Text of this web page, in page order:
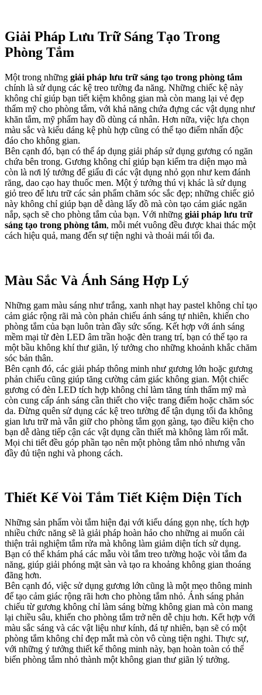
Giải Pháp Lưu Trữ Sáng Tạo Trong
Phòng Tắm
Một trong những giải pháp lưu trữ sáng tạo trong phòng tắm
chính là sử dụng các kệ treo tường đa năng. Những chiếc kệ này
không chỉ giúp bạn tiết kiệm không gian mà còn mang lại vẻ đẹp
thẩm mỹ cho phòng tắm, với khả năng chứa đựng các vật dụng như
khăn tắm, mỹ phẩm hay đồ dùng cá nhân. Hơn nữa, việc lựa chọn
màu sắc và kiểu dáng kệ phù hợp cũng có thể tạo điểm nhấn độc
đáo cho không gian.
Bên cạnh đó, bạn có thể áp dụng giải pháp sử dụng gương có ngăn
chứa bên trong. Gương không chỉ giúp bạn kiểm tra diện mạo mà
còn là nơi lý tưởng để giấu đi các vật dụng nhỏ gọn như kem đánh
răng, dao cạo hay thuốc men. Một ý tưởng thú vị khác là sử dụng
giỏ treo để lưu trữ các sản phẩm chăm sóc sắc đẹp; những chiếc giỏ
này không chỉ giúp bạn dễ dàng lấy đồ mà còn tạo cảm giác ngăn
nắp, sạch sẽ cho phòng tắm của bạn. Với những giải pháp lưu trữ
sáng tạo trong phòng tắm, mỗi mét vuông đều được khai thác một
cách hiệu quả, mang đến sự tiện nghi và thoải mái tối đa.
Màu Sắc Và Ánh Sáng Hợp Lý
Những gam màu sáng như trắng, xanh nhạt hay pastel không chỉ tạo
cảm giác rộng rãi mà còn phản chiếu ánh sáng tự nhiên, khiến cho
phòng tắm của bạn luôn tràn đầy sức sống. Kết hợp với ánh sáng
mềm mại từ đèn LED âm trần hoặc đèn trang trí, bạn có thể tạo ra
một bầu không khí thư giãn, lý tưởng cho những khoảnh khắc chăm
sóc bản thân.
Bên cạnh đó, các giải pháp thông minh như gương lớn hoặc gương
phản chiếu cũng giúp tăng cường cảm giác không gian. Một chiếc
gương có đèn LED tích hợp không chỉ làm tăng tính thẩm mỹ mà
còn cung cấp ánh sáng cần thiết cho việc trang điểm hoặc chăm sóc
da. Đừng quên sử dụng các kệ treo tường để tận dụng tối đa không
gian lưu trữ mà vẫn giữ cho phòng tắm gọn gàng, tạo điều kiện cho
bạn dễ dàng tiếp cận các vật dụng cần thiết mà không làm rối mắt.
Mọi chi tiết đều góp phần tạo nên một phòng tắm nhỏ nhưng vẫn
đầy đủ tiện nghi và phong cách.
Thiết Kế Vòi Tắm Tiết Kiệm Diện Tích
Những sản phẩm vòi tắm hiện đại với kiểu dáng gọn nhẹ, tích hợp
nhiều chức năng sẽ là giải pháp hoàn hảo cho những ai muốn cải
thiện trải nghiệm tắm rửa mà không làm giảm diện tích sử dụng.
Bạn có thể khám phá các mẫu vòi tắm treo tường hoặc vòi tắm đa
năng, giúp giải phóng mặt sàn và tạo ra khoảng không gian thoáng
đãng hơn.
Bên cạnh đó, việc sử dụng gương lớn cũng là một mẹo thông minh
để tạo cảm giác rộng rãi hơn cho phòng tắm nhỏ. Ánh sáng phản
chiếu từ gương không chỉ làm sáng bừng không gian mà còn mang
lại chiều sâu, khiến cho phòng tắm trở nên dễ chịu hơn. Kết hợp với
màu sắc sáng và các vật liệu như kính, đá tự nhiên, bạn sẽ có một
phòng tắm không chỉ đẹp mắt mà còn vô cùng tiện nghi. Thực sự,
với những ý tưởng thiết kế thông minh này, bạn hoàn toàn có thể
biến phòng tắm nhỏ thành một không gian thư giãn lý tưởng.